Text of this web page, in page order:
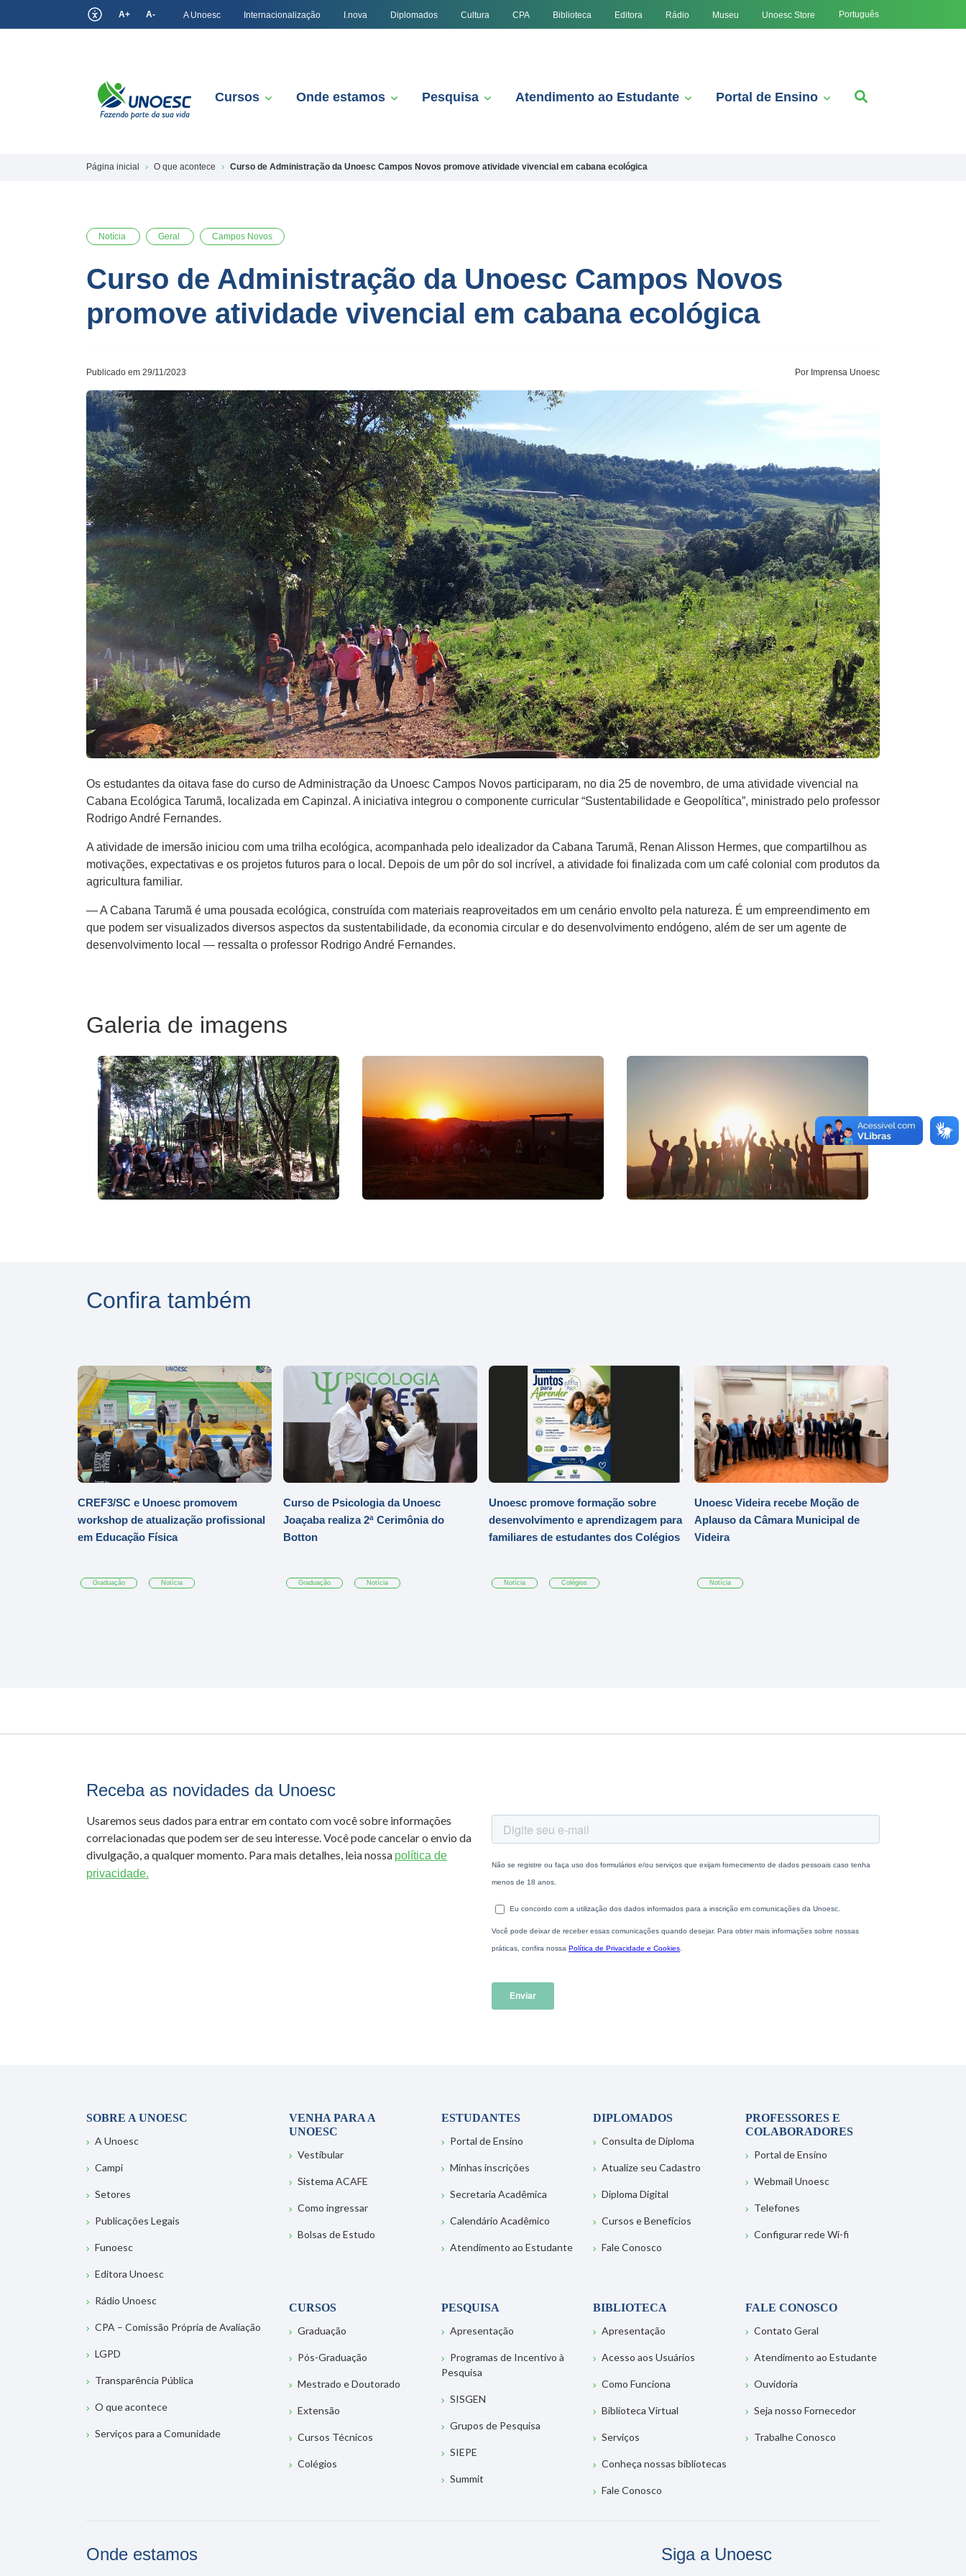
A+ A- A Unoesc Internacionalização I.nova Diplomados Cultura CPA Biblioteca Editora Rádio Museu Unoesc Store Português
Cursos Onde estamos Pesquisa Atendimento ao Estudante Portal de Ensino
Página inicial O que acontece Curso de Administração da Unoesc Campos Novos promove atividade vivencial em cabana ecológica
Notícia Geral Campos Novos
Curso de Administração da Unoesc Campos Novos
promove atividade vivencial em cabana ecológica
Publicado em 29/11/2023 Por Imprensa Unoesc
Os estudantes da oitava fase do curso de Administração da Unoesc Campos Novos participaram, no dia 25 de novembro, de uma atividade vivencial na
Cabana Ecológica Tarumã, localizada em Capinzal. A iniciativa integrou o componente curricular “Sustentabilidade e Geopolítica”, ministrado pelo professor
Rodrigo André Fernandes.
A atividade de imersão iniciou com uma trilha ecológica, acompanhada pelo idealizador da Cabana Tarumã, Renan Alisson Hermes, que compartilhou as
motivações, expectativas e os projetos futuros para o local. Depois de um pôr do sol incrível, a atividade foi finalizada com um café colonial com produtos da
agricultura familiar.
— A Cabana Tarumã é uma pousada ecológica, construída com materiais reaproveitados em um cenário envolto pela natureza. É um empreendimento em
que podem ser visualizados diversos aspectos da sustentabilidade, da economia circular e do desenvolvimento endógeno, além de ser um agente de
desenvolvimento local — ressalta o professor Rodrigo André Fernandes.
Galeria de imagens
Confira também
CREF3/SC e Unoesc promovem
workshop de atualização profissional
em Educação Física
Graduação Notícia
Curso de Psicologia da Unoesc
Joaçaba realiza 2ª Cerimônia do
Botton
Graduação Notícia
Unoesc promove formação sobre
desenvolvimento e aprendizagem para
familiares de estudantes dos Colégios
Notícia Colégios
Unoesc Videira recebe Moção de
Aplauso da Câmara Municipal de
Videira
Notícia
Receba as novidades da Unoesc
Usaremos seus dados para entrar em contato com você sobre informações
correlacionadas que podem ser de seu interesse. Você pode cancelar o envio da
divulgação, a qualquer momento. Para mais detalhes, leia nossa política de
privacidade.
SOBRE A UNOESC
A Unoesc
Campi
Setores
Publicações Legais
Funoesc
Editora Unoesc
Rádio Unoesc
CPA – Comissão Própria de Avaliação
LGPD
Transparência Pública
O que acontece
Serviços para a Comunidade
VENHA PARA A
UNOESC
Vestibular
Sistema ACAFE
Como ingressar
Bolsas de Estudo
ESTUDANTES
Portal de Ensino
Minhas inscrições
Secretaria Acadêmica
Calendário Acadêmico
Atendimento ao Estudante
DIPLOMADOS
Consulta de Diploma
Atualize seu Cadastro
Diploma Digital
Cursos e Benefícios
Fale Conosco
PROFESSORES E
COLABORADORES
Portal de Ensino
Webmail Unoesc
Telefones
Configurar rede Wi-fi
CURSOS
Graduação
Pós-Graduação
Mestrado e Doutorado
Extensão
Cursos Técnicos
Colégios
PESQUISA
Apresentação
Programas de Incentivo à
Pesquisa
SISGEN
Grupos de Pesquisa
SIEPE
Summit
BIBLIOTECA
Apresentação
Acesso aos Usuários
Como Funciona
Biblioteca Virtual
Serviços
Conheça nossas bibliotecas
Fale Conosco
FALE CONOSCO
Contato Geral
Atendimento ao Estudante
Ouvidoria
Seja nosso Fornecedor
Trabalhe Conosco
Onde estamos Siga a Unoesc